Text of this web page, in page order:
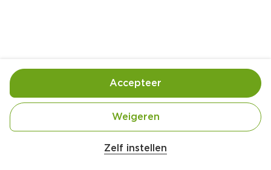
Ingrediënten Bereiding
Zelf instellen
Weigeren
Accepteer